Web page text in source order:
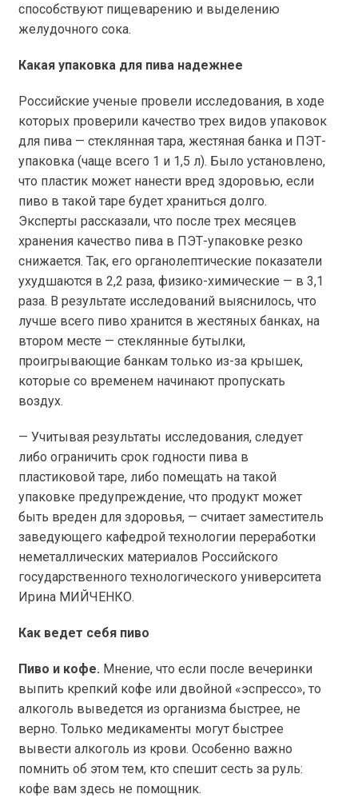
способствуют пищеварению и выделению
желудочного сока.
Какая упаковка для пива надежнее
Российские ученые провели исследования, в ходе
которых проверили качество трех видов упаковок
для пива — стеклянная тара, жестяная банка и ПЭТ-
упаковка (чаще всего 1 и 1,5 л). Было установлено,
что пластик может нанести вред здоровью, если
пиво в такой таре будет храниться долго.
Эксперты рассказали, что после трех месяцев
хранения качество пива в ПЭТ-упаковке резко
снижается. Так, его органолептические показатели
ухудшаются в 2,2 раза, физико-химические — в 3,1
раза. В результате исследований выяснилось, что
лучше всего пиво хранится в жестяных банках, на
втором месте — стеклянные бутылки,
проигрывающие банкам только из-за крышек,
которые со временем начинают пропускать
воздух.
— Учитывая результаты исследования, следует
либо ограничить срок годности пива в
пластиковой таре, либо помещать на такой
упаковке предупреждение, что продукт может
быть вреден для здоровья, — считает заместитель
заведующего кафедрой технологии переработки
неметаллических материалов Российского
государственного технологического университета
Ирина МИЙЧЕНКО.
Как ведет себя пиво
Пиво и кофе. Мнение, что если после вечеринки
выпить крепкий кофе или двойной «эспрессо», то
алкоголь выведется из организма быстрее, не
верно. Только медикаменты могут быстрее
вывести алкоголь из крови. Особенно важно
помнить об этом тем, кто спешит сесть за руль:
кофе вам здесь не помощник.